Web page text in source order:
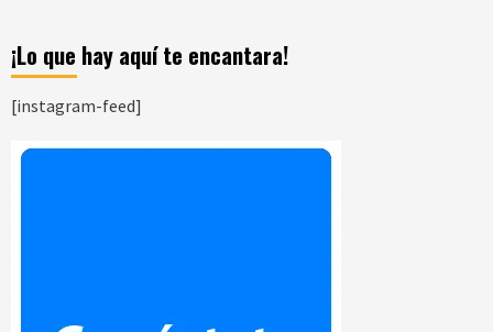
¡Lo que hay aquí te encantara!
[instagram-feed]